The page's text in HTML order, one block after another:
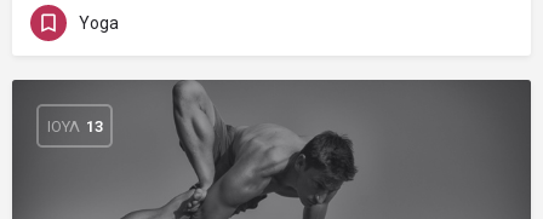
Yoga
ΙΟΎΛ 13